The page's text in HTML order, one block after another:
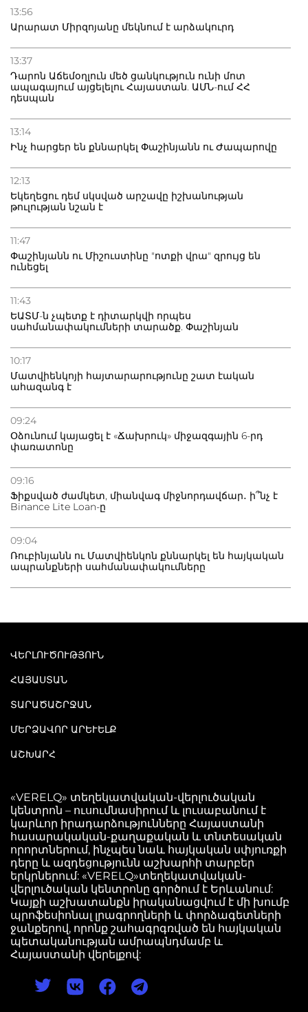
13:56
Արարատ Միրզոյանը մեկնում է արձակուրդ
13:37
Դարոն Աճեմօղլուն մեծ ցանկություն ունի մոտ
ապագայում այցելելու Հայաստան. ԱՄՆ-ում ՀՀ
դեսպան
13:14
Ինչ հարցեր են քննարկել Փաշինյանն ու Ժապարովը
12:13
Եկեղեցու դեմ սկսված արշավը իշխանության
թուլության նշան է
11:47
Փաշինյանն ու Միշուստինը "ոտքի վրա" զրույց են
ունեցել
11:43
ԵԱՏՄ-ն չպետք է դիտարկվի որպես
սահմանափակումների տարածք. Փաշինյան
10:17
Մատվիենկոյի հայտարարությունը շատ էական
ահազանգ է
09:24
Օձունում կայացել է «Ճախրուկ» միջազգային 6-րդ
փառատոնը
09:16
Ֆիքսված ժամկետ, միանվագ միջնորդավճար․ ի՞նչ է
Binance Lite Loan-ը
09:04
Ռուբինյանն ու Մատվիենկոն քննարկել են հայկական
ապրանքների սահմանափակումները
ՎԵՐԼՈՒԾՈՒԹՅՈՒՆ
ՀԱՅԱՍՏԱՆ
ՏԱՐԱԾԱՇՐՋԱՆ
ՄԵՐՁԱՎՈՐ ԱՐԵՒԵԼՔ
ԱՇԽԱՐՀ
«VERELQ» տեղեկատվական-վերլուծական
կենտրոն – ուսումնասիրում և լուսաբանում է
կարևոր իրադարձությունները Հայաստանի
հասարակական-քաղաքական և տնտեսական
որորտներում, ինչպես նաև հայկական սփյուռքի
դերը և ազդեցությունն աշխարհի տարբեր
երկրներում: «VERELQ»տեղեկատվական-
վերլուծական կենտրոնը գործում է Երևանում:
Կայքի աշխատանքն իրականացվում է մի խումբ
պրոֆեսիոնալ լրագրողների և փորձագետների
ջանքերով, որոնք շահագրգռված են հայկական
պետականության ամրապնդմամբ և
Հայաստանի վերելքով: